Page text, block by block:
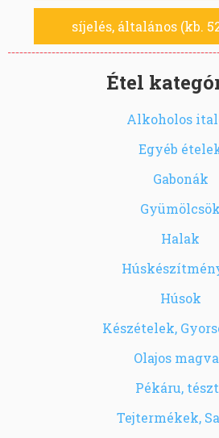
síjelés, általános (kb.
Étel
Alkoholos
Egyéb
Gabonák
Gyümölcsök
Halak
Húsok
Készételek,
Olajos
Pékáru,
Tejtermékek,